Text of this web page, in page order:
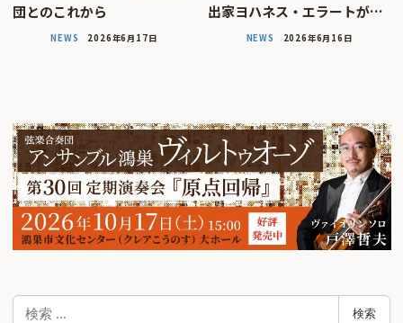
団とのこれから
NEWS 2026年6月17日
出家ヨハネス・エラートが…
NEWS 2026年6月16日
検
検索